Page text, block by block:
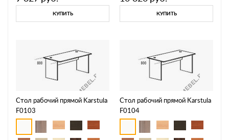
КУПИТЬ КУПИТЬ
Стол рабочий прямой Karstula
F0103
Стол рабочий прямой Karstula
F0104